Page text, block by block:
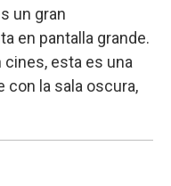
un gran
en pantalla grande.
esta es una
con la sala oscura,